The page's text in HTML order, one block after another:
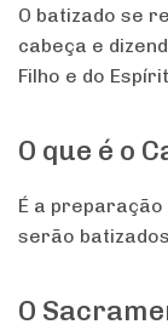
O batizado se
cabeça e
Filho e do
O que é o
É a
serão
O